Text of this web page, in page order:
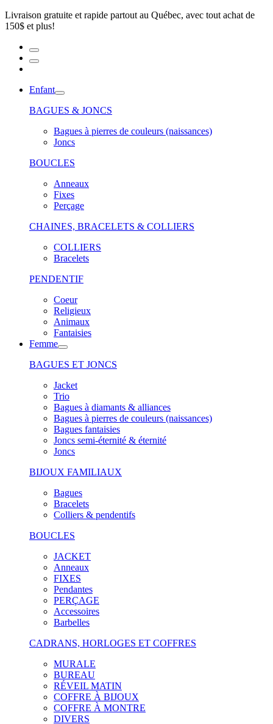
Livraison gratuite et rapide partout au Québec, avec tout achat de
150$ et plus!
Enfant
BAGUES & JONCS
Bagues à pierres de couleurs (naissances)
Joncs
BOUCLES
Anneaux
Fixes
Perçage
CHAINES, BRACELETS & COLLIERS
COLLIERS
Bracelets
PENDENTIF
Coeur
Religieux
Animaux
Fantaisies
Femme
BAGUES ET JONCS
Jacket
Trio
Bagues à diamants & alliances
Bagues à pierres de couleurs (naissances)
Bagues fantaisies
Joncs semi-éternité & éternité
Joncs
BIJOUX FAMILIAUX
Bagues
Bracelets
Colliers & pendentifs
BOUCLES
JACKET
Anneaux
FIXES
Pendantes
PERÇAGE
Accessoires
Barbelles
CADRANS, HORLOGES ET COFFRES
MURALE
BUREAU
RÉVEIL MATIN
COFFRE À BIJOUX
COFFRE À MONTRE
DIVERS